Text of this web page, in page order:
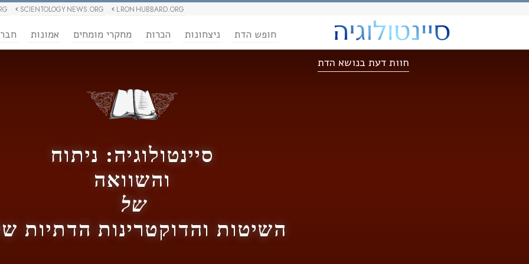
L RON HUBBARD.ORG
SCIENTOLOGY NEWS.ORG
חופש הדת ניצחונות הכרות מחקרי מומחים אמונות
חוות דעת בנושא הדת
סיינטולוגיה: ניתוח
והשוואה
של
השיטות והדוקטרינות הדתיות